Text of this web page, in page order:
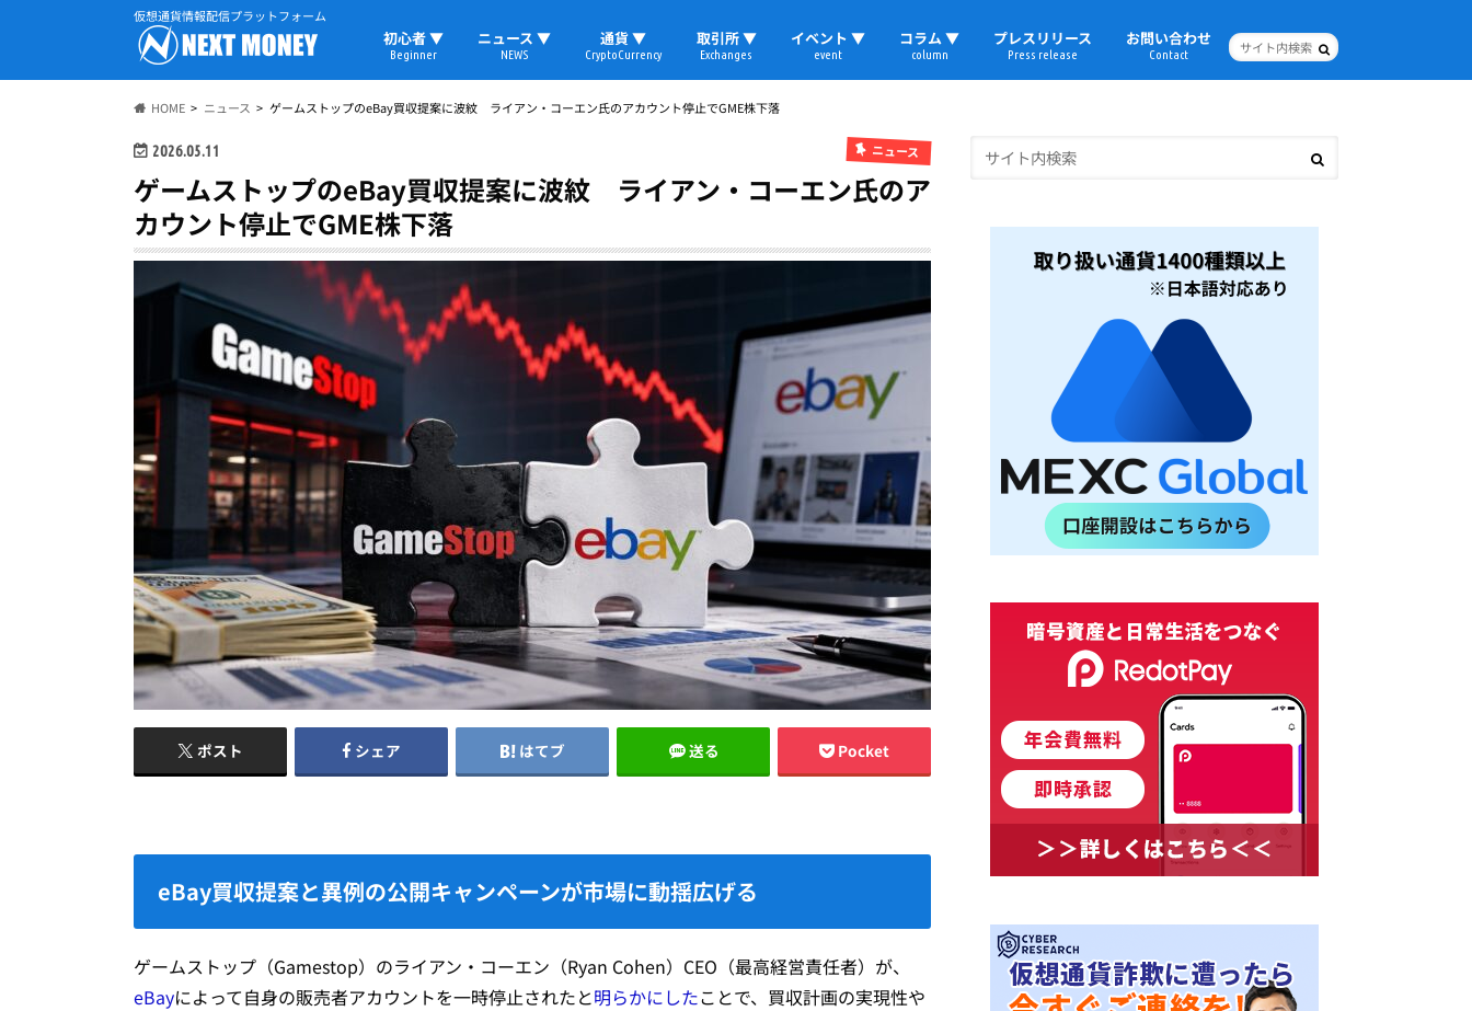
仮想通貨情報配信プラットフォーム
初心者 ▼
Beginner
ニュース ▼
NEWS
通貨 ▼
CryptoCurrency
取引所 ▼
Exchanges
イベント ▼
event
コラム ▼
column
プレスリリース
Press release
お問い合わせ
Contact
HOME ニュース ゲームストップのeBay買収提案に波紋 ライアン・コーエン氏のアカウント停止でGME株下落
2026.05.11 ニュース
ゲームストップのeBay買収提案に波紋 ライアン・コーエン氏のア
カウント停止でGME株下落
ポスト シェア はてブ 送る Pocket
eBay買収提案と異例の公開キャンペーンが市場に動揺広げる
ゲームストップ（Gamestop）のライアン・コーエン（Ryan Cohen）CEO（最高経営責任者）が、
eBayによって自身の販売者アカウントを一時停止されたと明らかにしたことで、買収計画の実現性や